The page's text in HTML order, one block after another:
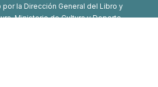
la Dirección General del Libro y
Ministerio de Cultura y Deporte